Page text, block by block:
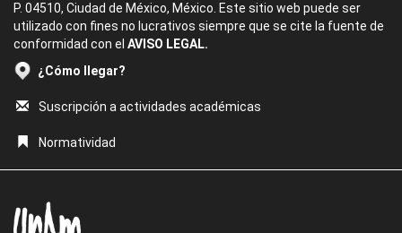
P. 04510, Ciudad de México, México. Este sitio web puede ser
utilizado con fines no lucrativos siempre que se cite la fuente de
conformidad con el AVISO LEGAL.
¿Cómo llegar?
Suscripción a actividades académicas
Normatividad